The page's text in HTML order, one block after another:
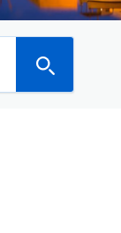
o vivienda